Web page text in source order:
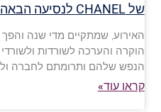
של CHANEL לנסיעה הבאה שלכם?
האירוע, שמתקיים מדי שנה והפך
הוקרה והערכה לשורדות
הנפש שלהם ותרומתם לחברה
קראו עוד»